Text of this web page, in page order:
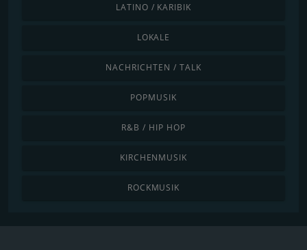
LATINO / KARIBIK
LOKALE
NACHRICHTEN / TALK
POPMUSIK
R&B / HIP HOP
KIRCHENMUSIK
ROCKMUSIK